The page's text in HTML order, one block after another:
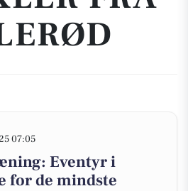
07:05
Eventyr i
for de mindste